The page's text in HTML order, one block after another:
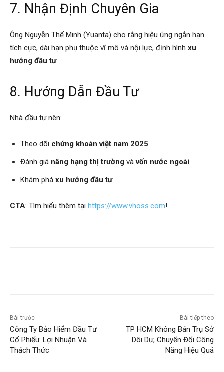
7. Nhận Định Chuyên Gia
Ông Nguyễn Thế Minh (Yuanta) cho rằng hiệu ứng ngắn hạn
tích cực, dài hạn phụ thuộc vĩ mô và nội lực, định hình xu
hướng đầu tư.
8. Hướng Dẫn Đầu Tư
Nhà đầu tư nên:
Theo dõi chứng khoán việt nam 2025.
Đánh giá nâng hạng thị trường vàvốn nước ngoài.
Khám phá xu hướng đầu tư.
CTA: Tìm hiểu thêm tại https://www.vhoss.com!
Bài trước
Công Ty Bảo Hiểm Đầu Tư
Cổ Phiếu: Lợi Nhuận Và
Thách Thức
Bài tiếp theo
TP HCM Không Bán Trụ Sở
Dôi Dư, Chuyển Đổi Công
Năng Hiệu Quả